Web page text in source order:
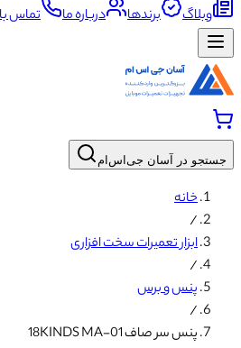
وبلاگ برندها درباره ما تماس
جستجو در آسان جی‌اس‌ام
خانه
/
ابزار تعمیرات سخت افزاری
/
پنس و برس
/
پنس سر صاف 18KINDS MA-01